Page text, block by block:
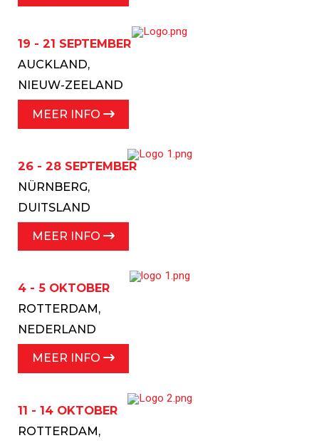
19 - 21 SEPTEMBER
AUCKLAND,
NIEUW-ZEELAND
MEER INFO
26 - 28 SEPTEMBER
NÜRNBERG,
DUITSLAND
MEER INFO
4 - 5 OKTOBER
ROTTERDAM,
NEDERLAND
MEER INFO
11 - 14 OKTOBER
ROTTERDAM,